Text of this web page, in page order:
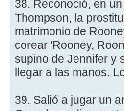
38. Reconoció, en
Thompson, la
matrimonio de
corear 'Rooney,
supino de Jennifer y
llegar a las manos.
39. Salió a jugar un